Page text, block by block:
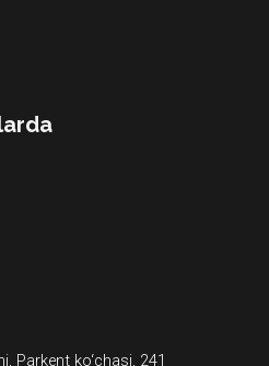
Parkent ko‘chasi, 241